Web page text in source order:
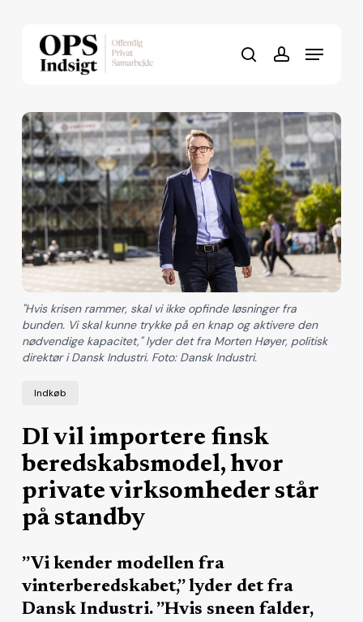
searchaccount
Menu
Indkøb
DI vil importere finsk
beredskabsmodel, hvor
private virksomheder står
på standby
”Vi kender modellen fra
vinterberedskabet,” lyder det fra
Dansk Industri. ”Hvis sneen falder,
"Hvis krisen rammer, skal vi ikke opfinde løsninger fra
bunden. Vi skal kunne trykke på en knap og aktivere den
nødvendige kapacitet," lyder det fra Morten Høyer, politisk
direktør i Dansk Industri. Foto: Dansk Industri.
Close